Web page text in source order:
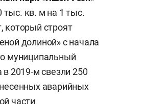
назад запылившиеся
появилось новое условное
Зеленодольск».
Казани,
городского типа
Новопольского,
кв. м на 1 тыс.
который строят
долиной» с начала
муниципальный
в 2019-м свезли 250
аварийных
части